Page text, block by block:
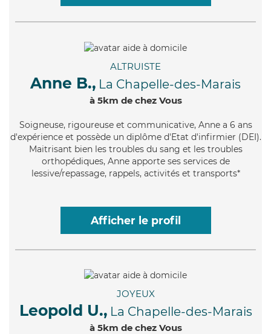
ALTRUISTE
Anne B., La Chapelle-des-Marais
à 5km de chez Vous
Soigneuse, rigoureuse et communicative, Anne a 6 ans
d'expérience et possède un diplôme d'Etat d'infirmier (DEI).
Maitrisant bien les troubles du sang et les troubles
orthopédiques, Anne apporte ses services de
lessive/repassage, rappels, activités et transports*
Afficher le profil
JOYEUX
Leopold U., La Chapelle-des-Marais
à 5km de chez Vous